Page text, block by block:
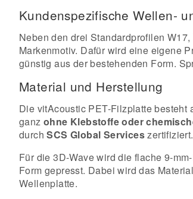
Kundenspezifische Wellen-
Neben den drei Standardprofilen
Markenmotiv. Dafür wird eine eigene
günstig aus der bestehenden Form.
Material und Herstellung
Die vitAcoustic PET-Filzplatte besteht
ganz ohne Klebstoffe oder
durchSCS Global Serviceszertifiziert.
Für die 3D-Wave wird die flache 9-
Form gepresst. Dabei wird das
Wellenplatte.